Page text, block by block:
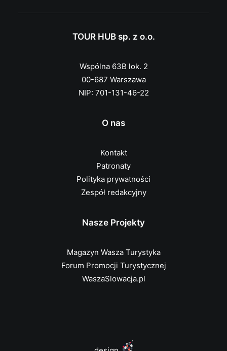
TOUR HUB sp. z o.o.
Wspólna 63B lok. 2
00-687 Warszawa
NIP: 701-131-46-22
O nas
Kontakt
Patronaty
Polityka prywatności
Zespół redakcyjny
Nasze Projekty
Magazyn Wasza Turystyka
Forum Promocji Turystycznej
WaszaSlowacja.pl